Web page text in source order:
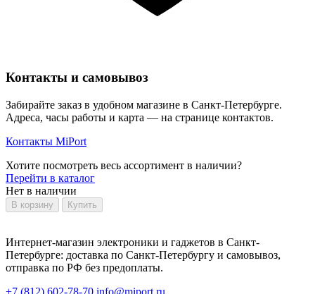
Контакты и самовывоз
Забирайте заказ в удобном магазине в Санкт-Петербурге.
Адреса, часы работы и карта — на странице контактов.
Контакты MiPort
Хотите посмотреть весь ассортимент в наличии?
Перейти в каталог
Нет в наличии
В корзину Купить
Интернет-магазин электроники и гаджетов в Санкт-
Петербурге: доставка по Санкт-Петербургу и самовывоз,
отправка по РФ без предоплаты.
+7 (812) 602-78-70 info@miport.ru